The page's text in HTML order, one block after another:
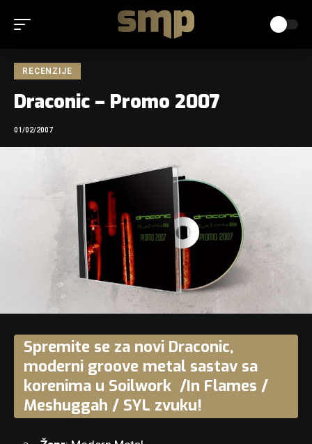
RECENZIJE
Draconic – Promo 2007
01/02/2007
Spremite se za novi Draconic,
moderni groove metal sastav sa
korenima u Soilwork /In Flames /
Meshuggah / SYL zvuku!